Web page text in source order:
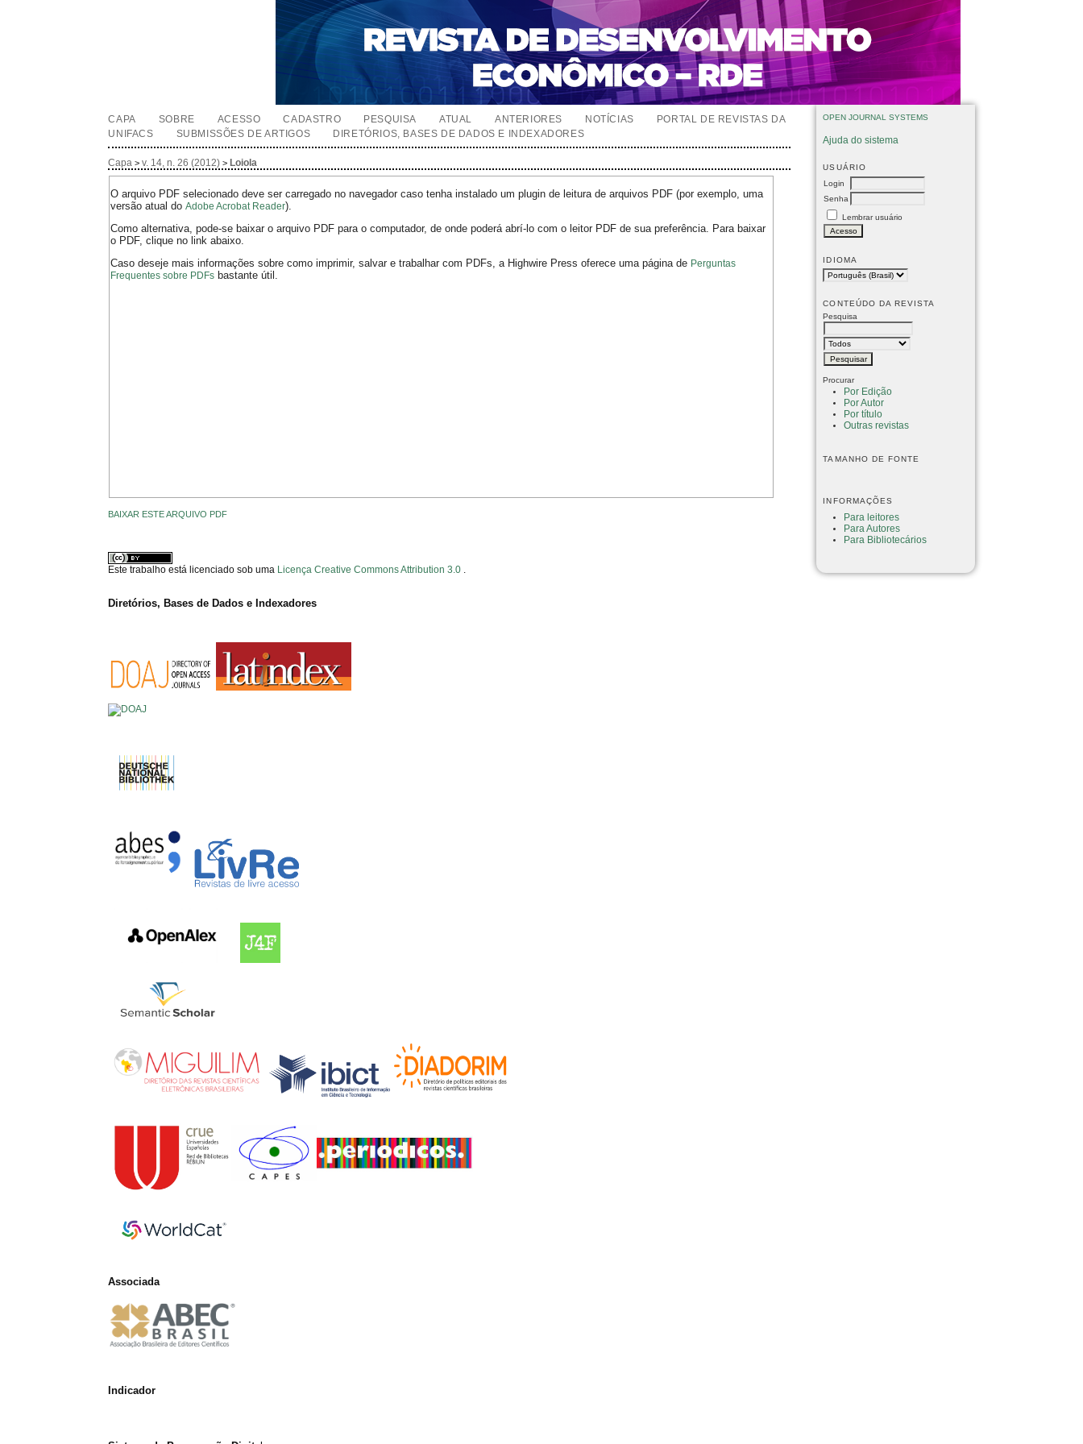
OPEN JOURNAL SYSTEMS
Ajuda do sistema
USUÁRIO
Login
Senha
Lembrar usuário
IDIOMA
CONTEÚDO DA REVISTA
Pesquisa
Procurar
Por Edição
Por Autor
Por título
Outras revistas
TAMANHO DE FONTE
INFORMAÇÕES
Para leitores
Para Autores
Para Bibliotecários
CAPA SOBRE ACESSO CADASTRO PESQUISA ATUAL ANTERIORES NOTÍCIAS
PORTAL DE REVISTAS DA
UNIFACS
SUBMISSÕES DE ARTIGOS DIRETÓRIOS, BASES DE DADOS E INDEXADORES
Capa >v. 14, n. 26 (2012) > Loiola
O arquivo PDF selecionado deve ser carregado no navegador caso tenha instalado um plugin de leitura de arquivos PDF (por exemplo, uma
versão atual doAdobe Acrobat Reader).
Como alternativa, pode-se baixar o arquivo PDF para o computador, de onde poderá abrí-lo com o leitor PDF de sua preferência. Para baixar
o PDF, clique no link abaixo.
Caso deseje mais informações sobre como imprimir, salvar e trabalhar com PDFs, a Highwire Press oferece uma página de Perguntas
Frequentes sobre PDFs bastante útil.
BAIXAR ESTE ARQUIVO PDF
Este trabalho está licenciado sob uma Licença Creative Commons Attribution 3.0 .
Diretórios, Bases de Dados e Indexadores
Associada
Indicador